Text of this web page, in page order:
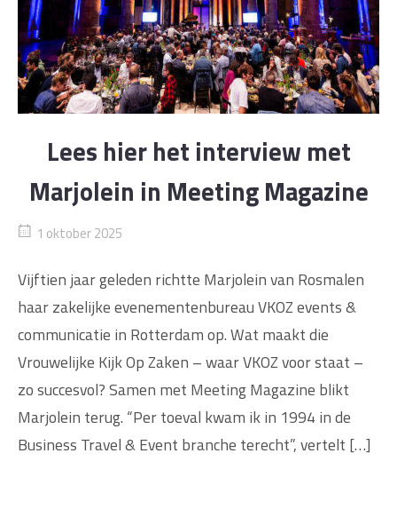
Lees hier het interview met
Marjolein in Meeting Magazine
1 oktober 2025
Vijftien jaar geleden richtte Marjolein van Rosmalen
haar zakelijke evenementenbureau VKOZ events &
communicatie in Rotterdam op. Wat maakt die
Vrouwelijke Kijk Op Zaken – waar VKOZ voor staat –
zo succesvol? Samen met Meeting Magazine blikt
Marjolein terug. “Per toeval kwam ik in 1994 in de
Business Travel & Event branche terecht”, vertelt […]